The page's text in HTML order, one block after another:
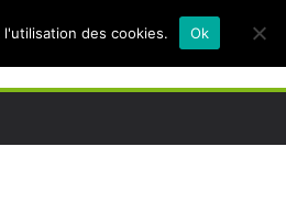
des cookies. Ok